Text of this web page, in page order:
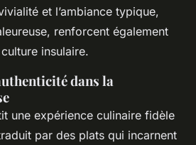
et l’ambiance typique,
renforcent également
insulaire.
dans la
une expérience culinaire fidèle
par des plats qui incarnent